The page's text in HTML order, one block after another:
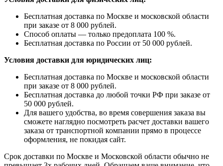
Бесплатная доставка по Москве и московской области
при заказе от 8 000 рублей.
Способ оплаты — только предоплата 100 %.
Бесплатная доставка по России от 50 000 рублей.
Условия доставки для юридических лиц:
Бесплатная доставка по Москве и московской области
при заказе от 8 000 рублей.
Бесплатная доставка до любой точки РФ при заказе от
50 000 рублей.
Для вашего удобства, во время совершения заказа вы
сможете наглядно посмотреть расчет доставки вашего
заказа от транспортной компании прямо в процессе
оформления, не покидая сайт.
Срок доставки по Москве и Московской области обычно не